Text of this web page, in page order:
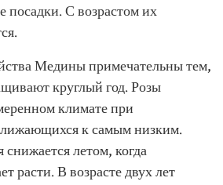
посадки. С возрастом их
Медины примечательны тем,
круглый год. Розы
климате при
к самым низким.
летом, когда
расти. В возрасте двух лет